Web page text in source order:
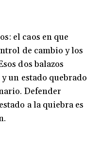
el caos en que
de cambio y los
dos balazos
un estado quebrado
Defender
a la quiebra es